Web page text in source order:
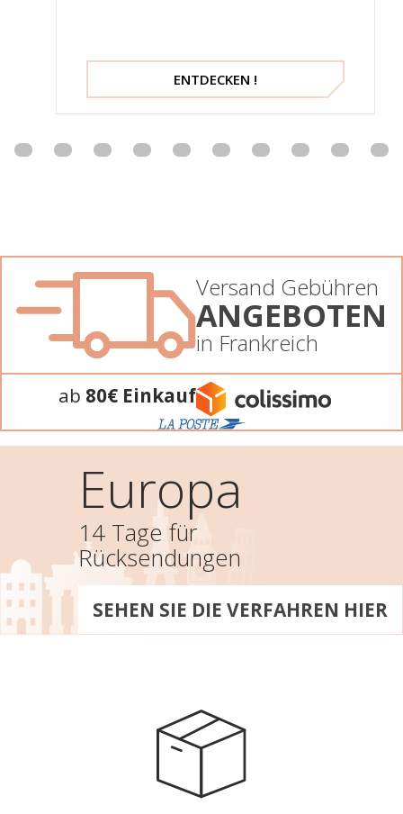
ENTDECKEN !
Versand Gebühren
ANGEBOTEN
in Frankreich
ab 80€ Einkauf
Europa
14 Tage für
Rücksendungen
SEHEN SIE DIE VERFAHREN HIER